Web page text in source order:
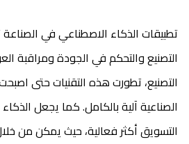
تطبيقات الذكاء الاصطناعي في
التصنيع والتحكم في الجودة ومراقبة
التصنيع، تطورت هذه التقنيات حتى
الصناعية آلية بالكامل. كما يجعل
التسويق أكثر فعالية، حيث يمكن من